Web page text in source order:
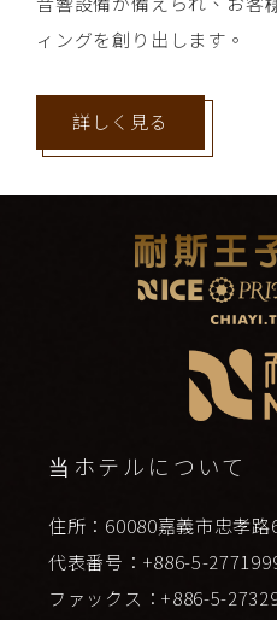
ィングを創り出します。
詳しく見る
当ホテルについて
住所：60080嘉義市忠孝路
代表番号：+886-5-
ファックス：+886-5-